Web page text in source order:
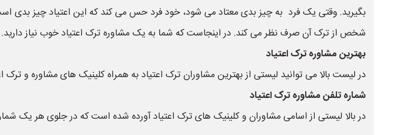
بگیرید. وقتی یک فرد به چیز بدی معتاد می شود، خود فرد حس می کند که این اعتیاد چیز
شخص از ترک آن صرف نظر می کند. در اینجاست که شما به یک مشاوره ترک اعتیاد خوب نیاز دارید.
بهترین مشاوره ترک اعتیاد
در لیست بالا می توانید لیستی از بهترین مشاوران ترک اعتیاد به همراه کلینیک های مشاوره و ترک
شماره تلفن مشاوره ترک اعتیاد
در بالا لیستی از اسامی مشاوران و کلینیک های ترک اعتیاد آورده شده است که در جلوی هر یک